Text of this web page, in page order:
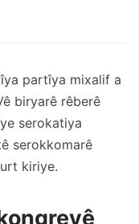
partîya mixalif a
biryarê rêberê
serokatiya
serokkomarê
kiriye.